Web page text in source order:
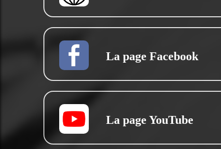
La page Facebook
La page YouTube